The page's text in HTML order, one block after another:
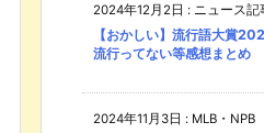
2024年12月2日 : ニュース記
【おかしい】流行語大賞
流行ってない等感想まとめ
2024年11月3日 : MLB・NPB